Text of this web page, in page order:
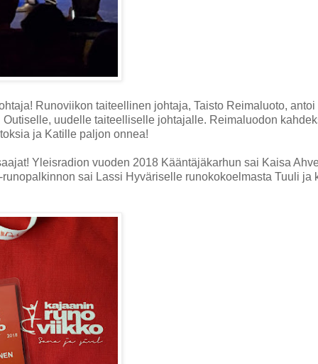
Runoviikon taiteellinen johtaja, Taisto Reimaluoto, antoi
uudelle taiteelliselle johtajalle. Reimaluodon
ja Katille paljon onnea!
Yleisradion vuoden 2018 Kääntäjäkarhun sai Kaisa
sai Lassi Hyväriselle runokokoelmasta Tuuli ja